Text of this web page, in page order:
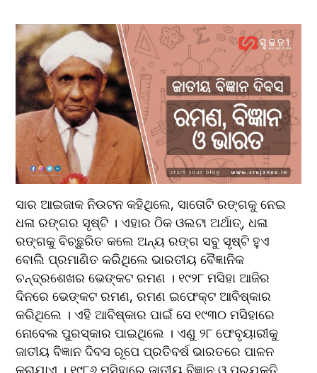
ସାର ଆଇଜାକ ନିଉଟନ କହିଥିଲେ, ସାତୋଟି ରଙ୍ଗକୁ ନେଇ
ଧଳା ରଙ୍ଗର ସୃଷ୍ଟି । ଏହାର ଠିକ ଓଲଟା ଅର୍ଥାତ୍, ଧଳା
ରଙ୍ଗକୁ ବିଚ୍ଛୁରିତ କଲେ ଅନ୍ୟ ରଙ୍ଗ ସବୁ ସୃଷ୍ଟି ହୁଏ
ବୋଲି ପ୍ରମାଣିତ କରିଥିଲେ ଭାରତୀୟ ବୈଜ୍ଞାନିକ
ଚନ୍ଦ୍ରଶେଖର ଭେଙ୍କଟ ରମଣ । ୧୯୨୮ ମସିହା ଆଜିର
ଦିନରେ ଭେଙ୍କଟ ରମଣ, ରମଣ ଇଫେକ୍ଟ ଆବିଷ୍କାର
କରିଥିଲେ । ଏହି ଆବିଷ୍କାର ପାଇଁ ସେ ୧୯୩୦ ମସିହାରେ
ନୋବେଲ ପୁରସ୍କାର ପାଇଥିଲେ । ଏଣୁ ୨୮ ଫେବୃୟାରୀକୁ
ଜାତୀୟ ବିଜ୍ଞାନ ଦିବସ ରୂପେ ପ୍ରତିବର୍ଷ ଭାରତରେ ପାଳନ
କରାଯାଏ । ୧୯୮୬ ମସିହାରେ ଜାତୀୟ ବିଜ୍ଞାନ ଓ ପ୍ରଯୁକ୍ତି